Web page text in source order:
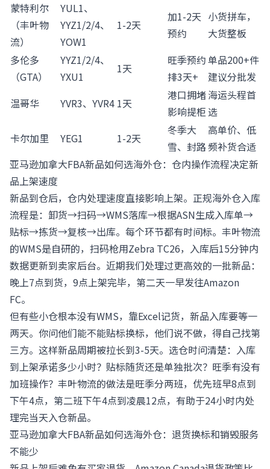
蒙特利尔
（丰叶物
流）
YUL1、
YYZ1/2/4、
YOW1
1-2天
加1-2天
预约
小货拼车，
大货整板
多伦多
（GTA）
YYZ1/2/4、
YXU1
1天
旺季预约
排3天+
单品200+件
建议分批发
温哥华
YVR3、YVR4 1天
港口拥堵
影响提柜
海运头程首
选
卡尔加里
YEG1 1-2天
冬季大
雪、封路
高单价、低
频补货合适
亚马逊加拿大FBA新品如何选海外仓：仓内操作流程决定新
品上架速度
新品到仓后，仓内处理速度直接影响上架。正规海外仓入库
流程是：卸货→扫码→WMS落库→根据ASN生成入库单→
贴标→拣货→复核→出库。每个环节都有时间标。丰叶物流
的WMS是自研的，扫码枪用Zebra TC26，入库后15分钟内
数据更新到卖家后台。近期我们处理过更高效的一批新品：
晚上7点到货，9点上架完毕，第二天一早发往Amazon
FC。
但有些小仓根本没有WMS，靠Excel记货，新品入库要等一
两天。你问他们能不能贴标换标，他们说不做，得自己找第
三方。这样新品周期被拉长到3-5天。选仓时问清楚：入库
到上架承诺多少小时？贴标随货还是单独批次？旺季有没有
加班操作？丰叶物流的做法是旺季分两班，优先班早8点到
下午4点，第二班下午4点到凌晨12点，有助于24小时内处
理完当天入仓新品。
亚马逊加拿大FBA新品如何选海外仓：退货换标和销毁服务
不能少